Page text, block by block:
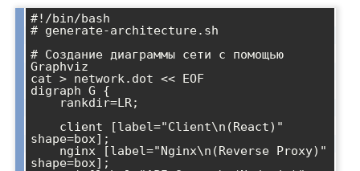
#!/bin/bash
# generate-architecture.sh
# Создание диаграммы сети с помощью
Graphviz
cat > network.dot << EOF
digraph G {
shape=box];
shape=box];